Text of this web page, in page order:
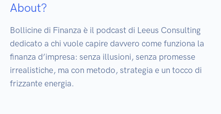
About?
Bollicine di Finanza è il podcast di Leeus Consulting
dedicato a chi vuole capire davvero come funziona la
finanza d’impresa: senza illusioni, senza promesse
irrealistiche, ma con metodo, strategia e un tocco di
frizzante energia.